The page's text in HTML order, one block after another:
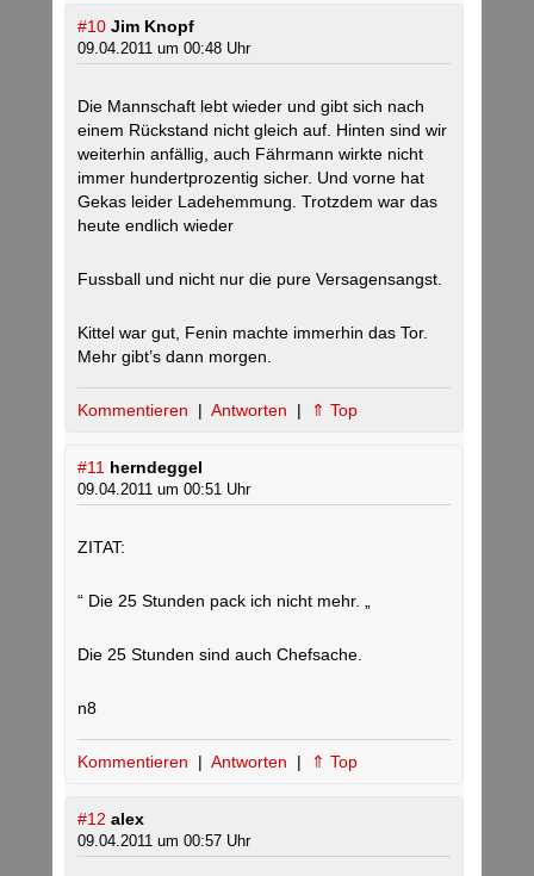
#10 Jim Knopf
09.04.2011 um 00:48 Uhr
Die Mannschaft lebt wieder und gibt sich nach
einem Rückstand nicht gleich auf. Hinten sind wir
weiterhin anfällig, auch Fährmann wirkte nicht
immer hundertprozentig sicher. Und vorne hat
Gekas leider Ladehemmung. Trotzdem war das
heute endlich wieder
Fussball und nicht nur die pure Versagensangst.
Kittel war gut, Fenin machte immerhin das Tor.
Mehr gibt’s dann morgen.
Kommentieren | Antworten | ⇑ Top
#11 herndeggel
09.04.2011 um 00:51 Uhr
ZITAT:
“ Die 25 Stunden pack ich nicht mehr. „
Die 25 Stunden sind auch Chefsache.
n8
Kommentieren | Antworten | ⇑ Top
#12 alex
09.04.2011 um 00:57 Uhr